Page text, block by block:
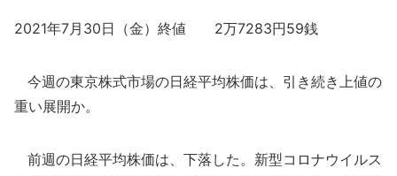
2021年7月30日（金）終値 2万7283円59銭
今週の東京株式市場の日経平均株価は、引き続き上値の
重い展開か。
前週の日経平均株価は、下落した。新型コロナウイルス